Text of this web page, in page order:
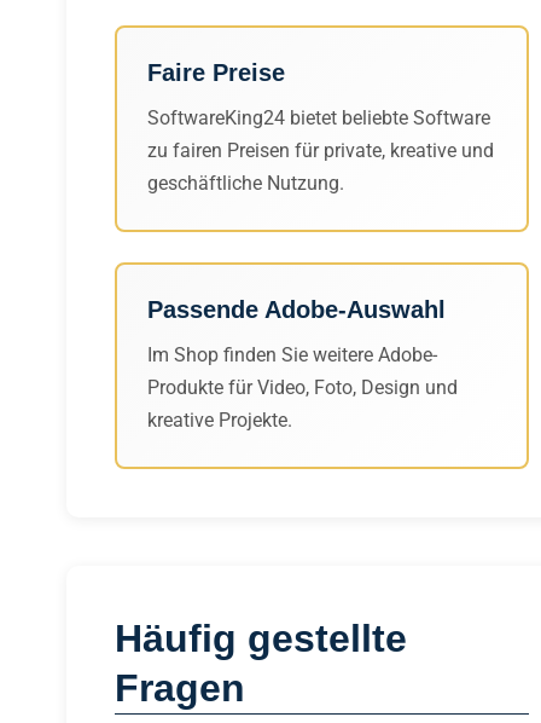
Faire Preise
SoftwareKing24 bietet beliebte Software
zu fairen Preisen für private, kreative und
geschäftliche Nutzung.
Passende Adobe-Auswahl
Im Shop finden Sie weitere Adobe-
Produkte für Video, Foto, Design und
kreative Projekte.
Häufig gestellte
Fragen